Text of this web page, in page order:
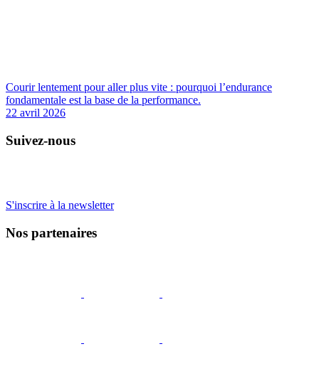
Courir lentement pour aller plus vite : pourquoi l’endurance
fondamentale est la base de la performance.
22 avril 2026
Suivez-nous
S'inscrire à la newsletter
Nos partenaires